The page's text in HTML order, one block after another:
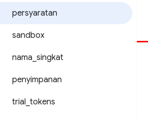
persyaratan
sandbox
nama singkat
penyimpanan
trial tokens
Beri kontribusi
Laporkan bug